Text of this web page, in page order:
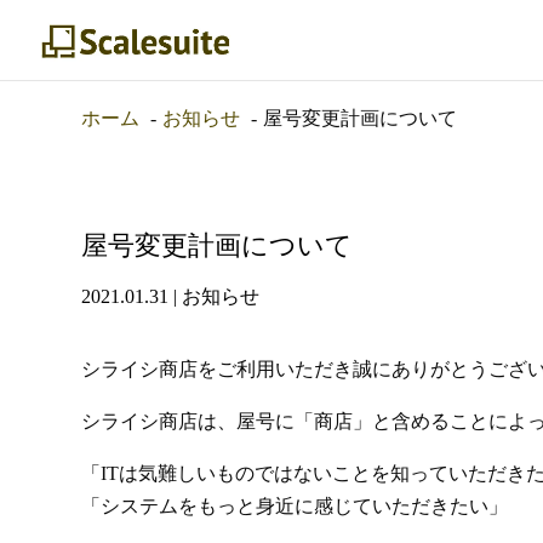
ホーム お知らせ 屋号変更計画について
屋号変更計画について
2021.01.31 | お知らせ
シライシ商店をご利用いただき誠にありがとうござい
シライシ商店は、屋号に「商店」と含めることによっ
「ITは気難しいものではないことを知っていただきた
「システムをもっと身近に感じていただきたい」